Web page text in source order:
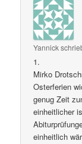
Yannick
1.
Mirko
Osterferien
genug Zeit
einheitlicher
einheitlich